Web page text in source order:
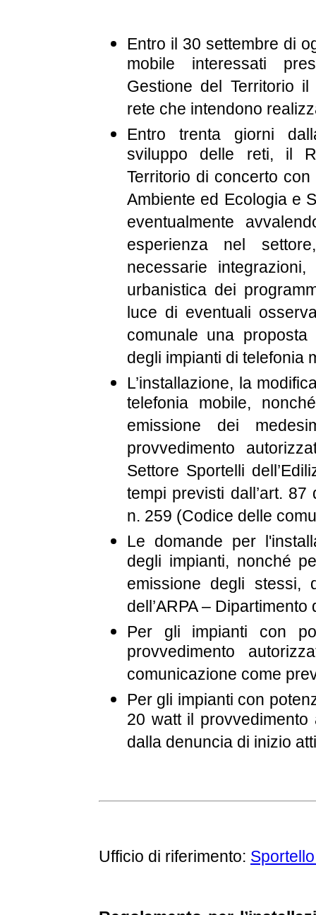
Entro il 30 settembre di
mobile interessati
Gestione del Territorio
rete che intendono
Entro trenta giorni
sviluppo delle reti, il
Territorio di concerto
Ambiente ed Ecologia e
eventualmente
esperienza nel
necessarie
urbanistica dei
luce di eventuali
comunale una
degli impianti di telefonia
L’installazione, la
telefonia mobile,
emissione dei
provvedimento
Settore Sportelli
tempi previsti dall’art.
n. 259 (Codice delle
Le domande per
degli impianti, nonché
emissione degli stessi,
dell’ARPA – Dipartimento
Per gli impianti con
provvedimento
comunicazione come
Per gli impianti con
20 watt il
dalla denuncia di inizio
Ufficio di riferimento: